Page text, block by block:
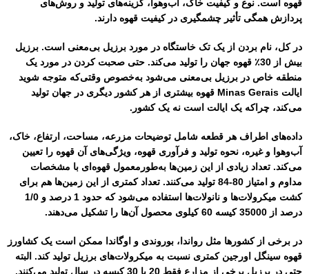
قهوه است. نوع و کیفیت خاک، آب‌وهوا، گزینه‌های تولید و روش‌های
پردازش همگی تأثیر چشمگیری در کیفیت قهوه دارند.
در کل، نام بردن از یک تک خاستگاه در مورد برزیل بی‌معنی است. برزیل
بیش از 30٪ قهوه جهان را تولید می‌کند. حتی صحبت کردن در مورد یک
منطقه خاص در برزیل بی‌معنی می‌شود به‌خصوص وقتی‌که متوجه شوید
ایالت Minas Gerais قهوه بیشتری از هر کشور دیگری در جهان تولید
می‌کند، چراکه یک ایالت است نه یک کشور.
داده‌های اطراف هر قطعه شامل توضیحات مزرعه، مساحت، ارتفاع، خاک،
آب‌وهوا و غیره، نحوه تولید و فرآوری قهوه، ویژگی‌های آن قهوه را تعیین
می‌کند. تعداد زیادی از این زمین‌ها به‌طورمعمول قهوه‌ای با مشخصات
مداوم و امتیاز 80-84 تولید می‌کنند. تعداد کمتری از این زمین‌ها هم برای
کشت میکرولات‌ها و نانولات‌ها استفاده می‌شود که حدود 1 درصد و 1/0
درصد از 35000 کیسه 60 کیلوی محصول آن‌ها را تشکیل می‌دهند.
در برخی از کشورها مثل رواندا، بوروندی و اوگاندا ممکن است یک کشاورز
قهوه سینگل اورجین کمتری نسبت به میکرولات‌های برزیل تولید کند. البته
حتی در برزیل برخی از مزارع فقط 20 یا 30 کیسه در سال تولید می‌کنند.